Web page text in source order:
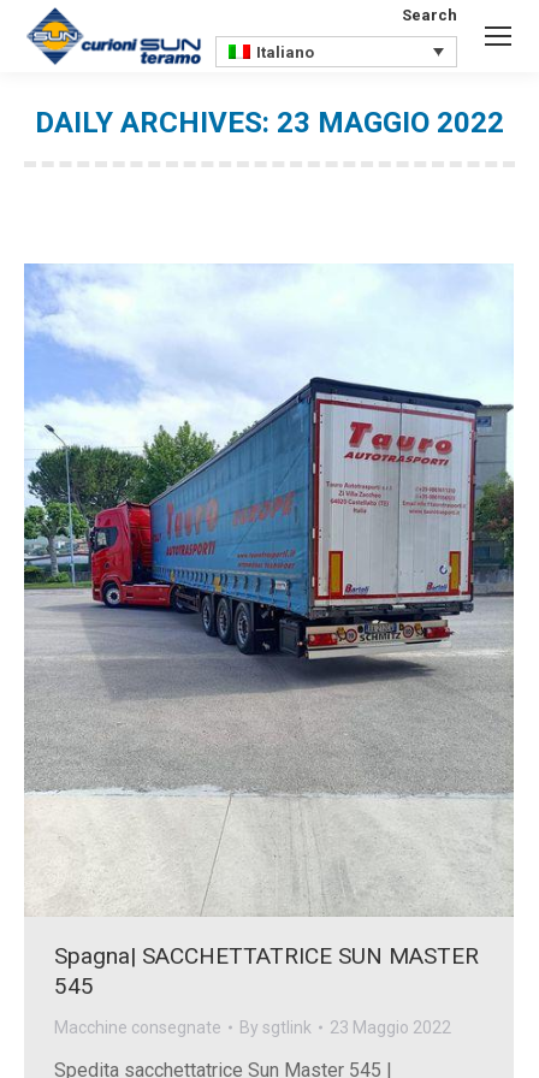
Search:
Search
Italiano
DAILY ARCHIVES: 23 MAGGIO 2022
Spagna| SACCHETTATRICE SUN MASTER
545
Macchine consegnate By sgtlink 23 Maggio 2022
Spedita sacchettatrice Sun Master 545 |